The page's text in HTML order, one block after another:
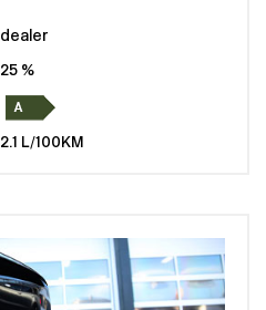
dealer
25 %
2.1 L/100KM